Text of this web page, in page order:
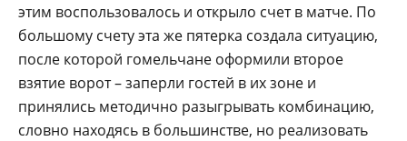
этим воспользовалось и открыло счет в матче. По
большому счету эта же пятерка создала ситуацию,
после которой гомельчане оформили второе
взятие ворот – заперли гостей в их зоне и
принялись методично разыгрывать комбинацию,
словно находясь в большинстве, но реализовать